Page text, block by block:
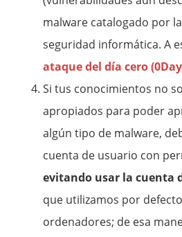
malware catalogado por
seguridad informática. A
ataque del día cero
Si tus conocimientos no
apropiados para poder
algún tipo de malware,
cuenta de usuario con
evitando usar la cuenta
que utilizamos por
ordenadores; de esa